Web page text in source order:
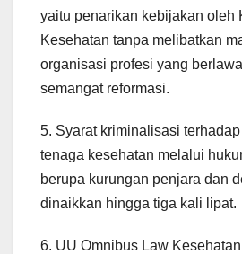
yaitu penarikan kebijakan oleh
Kesehatan tanpa melibatkan
organisasi profesi yang
semangat reformasi.
5. Syarat kriminalisasi
tenaga kesehatan melalui
berupa kurungan penjara dan
dinaikkan hingga tiga kali lipat.
6. UU Omnibus Law